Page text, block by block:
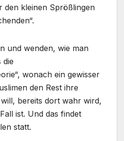
den kleinen Sprößlingen
und wenden, wie man
die
wonach ein gewisser
den Rest ihre
bereits dort wahr wird,
ist. Und das findet
statt.